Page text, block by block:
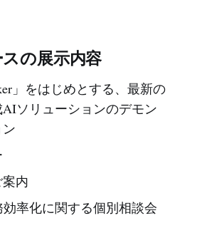
の展示内容
」をはじめとする、最新の
ソリューションのデモン
内
率化に関する個別相談会